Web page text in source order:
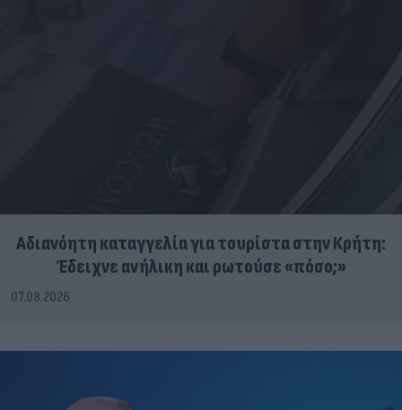
Αδιανόητη καταγγελία για τουρίστα στην Κρήτη:
Έδειχνε ανήλικη και ρωτούσε «πόσο;»
07.08.2026